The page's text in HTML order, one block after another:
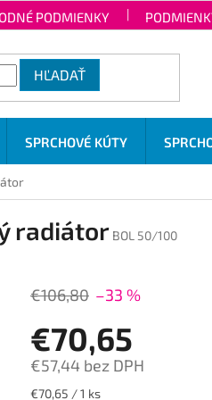
PODMIENKY
HĽADAŤ
SPRCHOVÉ KÚTY
radiátor BOL 50/100
€106,80 –33 %
€70,65
€57,44 bez DPH
Jednotková
€70,65 / 1 ks